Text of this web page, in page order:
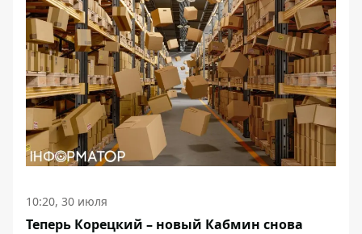
10:20, 30 июля
Теперь Корецкий – новый Кабмин снова